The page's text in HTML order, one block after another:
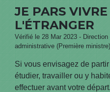
JE PARS
L'ÉTRANGER
Vérifié le 28 Mar 2023 -
administrative (Première ministre)
Si vous envisagez de
étudier, travailler ou y
effectuer avant votre